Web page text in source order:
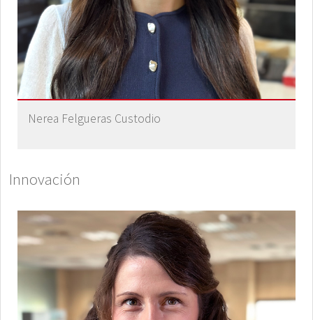
Nerea Felgueras Custodio
Innovación